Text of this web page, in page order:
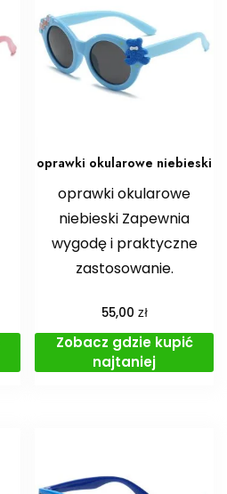
oprawki okularowe niebieski
oprawki okularowe
niebieski Zapewnia
wygodę i praktyczne
zastosowanie.
55,00 zł
Zobacz gdzie kupić
najtaniej